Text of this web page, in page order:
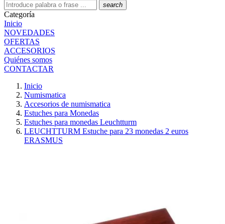
search
Categoría
Inicio
NOVEDADES
OFERTAS
ACCESORIOS
Quiénes somos
CONTACTAR
Inicio
Numismatica
Accesorios de numismatica
Estuches para Monedas
Estuches para monedas Leuchtturm
LEUCHTTURM Estuche para 23 monedas 2 euros
ERASMUS